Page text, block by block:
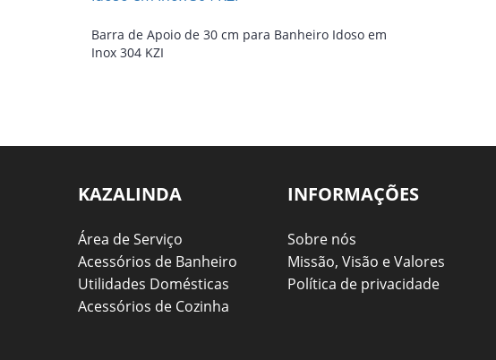
Barra de Apoio de 30 cm para Banheiro Idoso em
Inox 304 KZI
KAZALINDA
Área de Serviço
Acessórios de Banheiro
Utilidades Domésticas
Acessórios de Cozinha
INFORMAÇÕES
Sobre nós
Missão, Visão e Valores
Política de privacidade